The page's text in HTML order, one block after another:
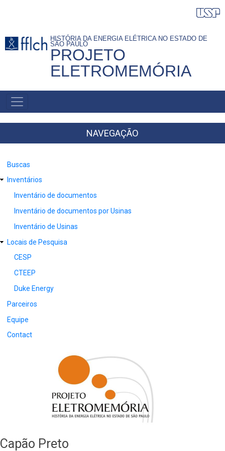
conteúdo
HISTÓRIA DA ENERGIA ELÉTRICA NO ESTADO DE
SÃO PAULO
PROJETO
ELETROMEMÓRIA
NAVEGAÇÃO
PRINCIPAL
NAVEGAÇÃO
Buscas
Inventários
Inventário de documentos
Inventário de documentos por Usinas
Inventário de Usinas
Locais de Pesquisa
CESP
CTEEP
Duke Energy
Parceiros
Equipe
Contact
Capão Preto